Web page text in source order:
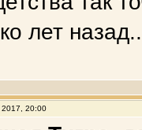
лет
2017, 20:00